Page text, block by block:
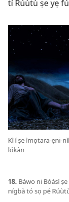
tí Rúùtù ṣe yẹ
Kì í ṣe ìmọtara-ẹni-
lọ́kàn
18. Báwo ni Bóásì
nígbà tó sọ pé